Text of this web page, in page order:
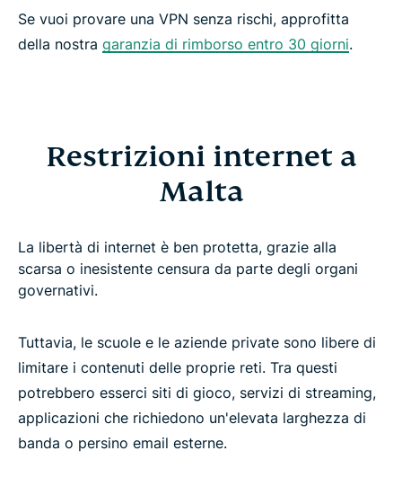
Se vuoi provare una VPN senza rischi, approfitta
della nostra garanzia di rimborso entro 30 giorni.
Restrizioni internet a
Malta
La libertà di internet è ben protetta, grazie alla
scarsa o inesistente censura da parte degli organi
governativi.
Tuttavia, le scuole e le aziende private sono libere di
limitare i contenuti delle proprie reti. Tra questi
potrebbero esserci siti di gioco, servizi di streaming,
applicazioni che richiedono un'elevata larghezza di
banda o persino email esterne.